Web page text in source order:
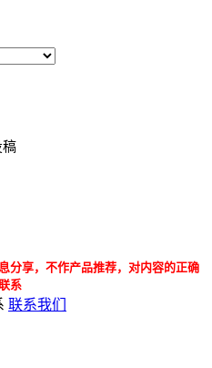
稿
分享，不作产品推荐，对内容的正确
系
联系我们